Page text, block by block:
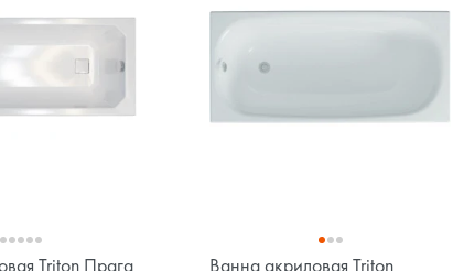
Triton Прага
Ванна акриловая Triton